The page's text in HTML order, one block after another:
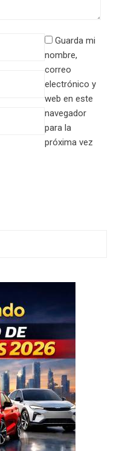
Guarda mi
nombre,
correo
electrónico y
web en este
navegador
para la
próxima vez